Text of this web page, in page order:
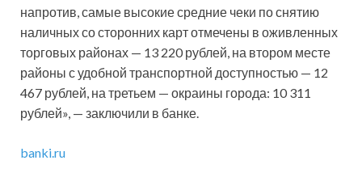
напротив, самые высокие средние чеки по снятию
наличных со сторонних карт отмечены в оживленных
торговых районах — 13 220 рублей, на втором месте
районы с удобной транспортной доступностью — 12
467 рублей, на третьем — окраины города: 10 311
рублей», — заключили в банке.
banki.ru